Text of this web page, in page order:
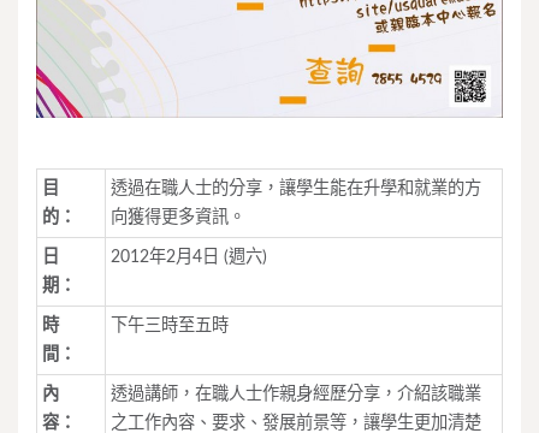
目
的：
透過在職人士的分享，讓學生能在升學和就業的方
向獲得更多資訊。
日
期：
2012年2月4日 (週六)
時
間：
下午三時至五時
內
容：
透過講師，在職人士作親身經歷分享，介紹該職業
之工作內容、要求、發展前景等，讓學生更加清楚